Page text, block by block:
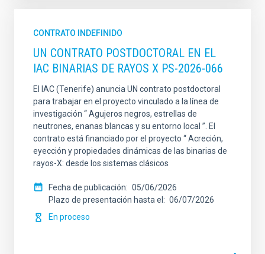
CONTRATO INDEFINIDO
UN CONTRATO POSTDOCTORAL EN EL
IAC BINARIAS DE RAYOS X PS-2026-066
El IAC (Tenerife) anuncia UN contrato postdoctoral
para trabajar en el proyecto vinculado a la línea de
investigación “ Agujeros negros, estrellas de
neutrones, enanas blancas y su entorno local ”. El
contrato está financiado por el proyecto “ Acreción,
eyección y propiedades dinámicas de las binarias de
rayos-X: desde los sistemas clásicos
Fecha de publicación
05/06/2026
Plazo de presentación hasta el
06/07/2026
En proceso